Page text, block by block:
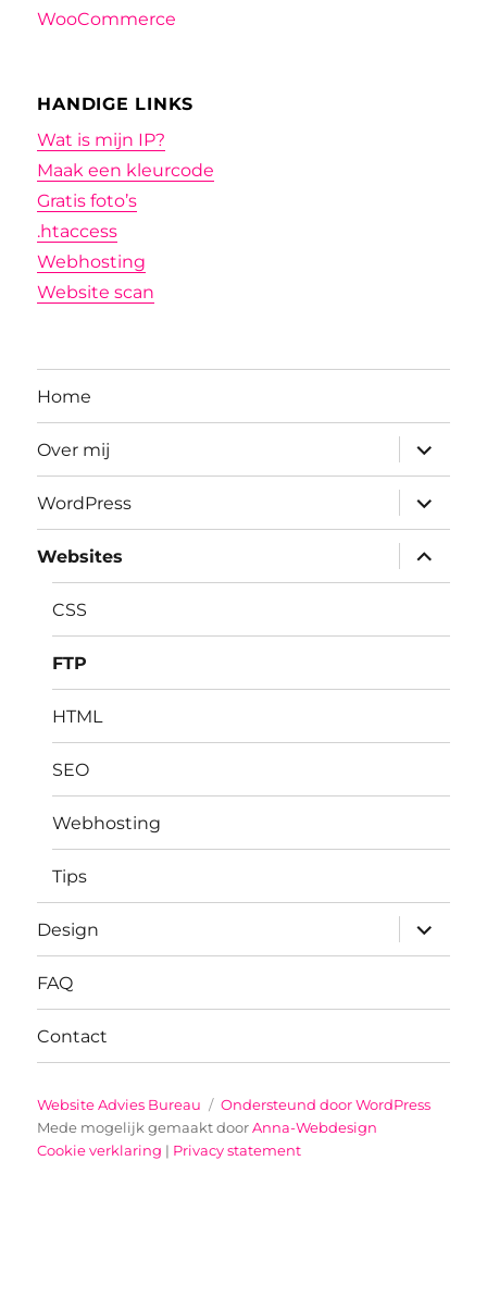
WooCommerce
HANDIGE LINKS
Wat is mijn IP?
Maak een kleurcode
Gratis foto’s
.htaccess
Webhosting
Website scan
Home
Over mij
submenu
WordPress
submenu
Websites
submenu
CSS
FTP
HTML
SEO
Webhosting
Tips
Design
submenu
FAQ
Contact
Website Advies Bureau
Ondersteund door WordPress
Mede mogelijk gemaakt doorAnna-Webdesign
Cookie verklaring | Privacy statement